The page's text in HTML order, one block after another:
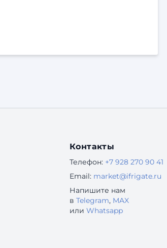
Контакты
Телефон: +7 928 270 90 41
Email: market@ifrigate.ru
Напишите нам
в Telegram, MAX
или Whatsapp